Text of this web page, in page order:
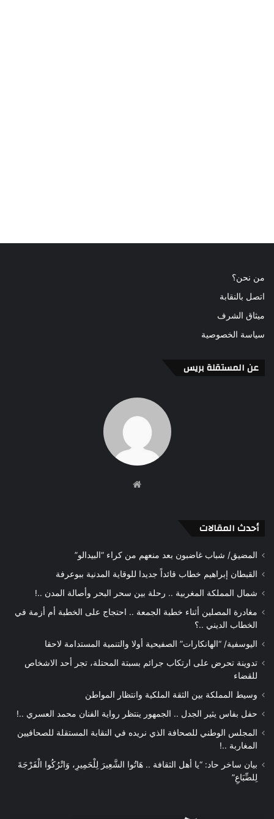
من نحن؟
اتصل بالنقابة
ميثاق الشرف
سياسة الخصوصية
عن المستقلة بريس
أحدث المقالات
المضيق/ شباب غاضبون بعد منعهم من كراء “البيدالو”
القبطان إبراهيم خطاب قائداً جديدا للوقاية المدنية ببوعرفة
شمال المملكة المغربية .. رحلة بين سحر البحر وأصالة المدن ..!
مغادرة المصلين أثناء خطبة الجمعة .. احتجاج على الخطبة أم أزمة في
الخطاب الديني ..؟
اليوسفية/ “الهانكارات” الصفيحية أولا والتنمية المستدامة لاحقا
تدوينة تحرض على ارتكاب جرائم بسبتة المحتلة، تجر أحد الاشخاص
للقضاء
وسيط المملكة بين الثقة الملكية وانتظار المواطن
حفل بفاس يثير الجدل .. الجمهور ينتظر رواية الفنان محمد العسري ..!
المجلس الوطني للصحافة الذي نريده في النقابة المستقلة للصحافيين
المغاربة ..!
بيان ساخر حاد: “يا أهل الثقافة .. هَاتُوا الشَّعِيرَ لِلْحَمِيرِ، وَاتْرُكُوا الْفَرْجَةَ
لِلضِّبَاعِ”